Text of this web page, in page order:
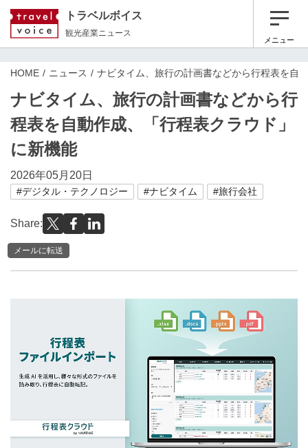
トラベルボイス
観光産業ニュース
メニュー
HOME ニュース ナビタイム、旅行の計画書などから行程表を自
ナビタイム、旅行の計画書などから行
程表を自動作成、「行程表クラウド」
に新機能
2026年05月20日
#デジタル・テクノロジー #ナビタイム #旅行会社
Share:
メールに転送